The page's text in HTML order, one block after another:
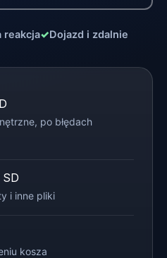
reakcja✓Dojazd i zdalnie
po błędach
i inne pliki
kosza